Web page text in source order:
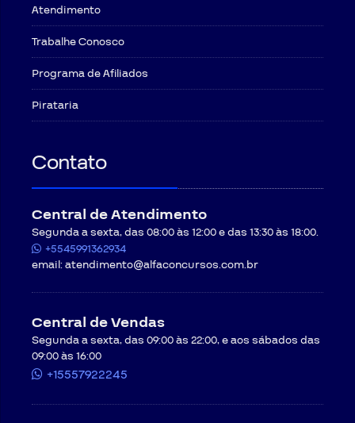
Atendimento
Trabalhe Conosco
Programa de Afiliados
Pirataria
Contato
Central de Atendimento
Segunda a sexta, das 08:00 às 12:00 e das 13:30 às 18:00.
+5545991362934
email:atendimento@alfaconcursos.com.br
Central de Vendas
Segunda a sexta, das 09:00 às 22:00, e aos sábados das
09:00 às 16:00
+15557922245